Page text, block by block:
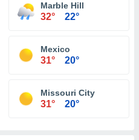
Marble Hill
32° 22°
Mexico
31° 20°
Missouri City
31° 20°